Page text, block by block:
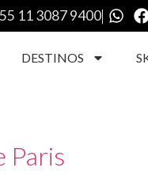
11 3087 9400|
DESTINOS
Paris